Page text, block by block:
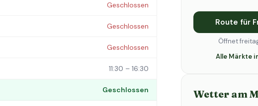
Geschlossen
Geschlossen
Geschlossen
11:30 – 16:30
Geschlossen
Route für
Öffnet
Alle Märkte
Wetter am